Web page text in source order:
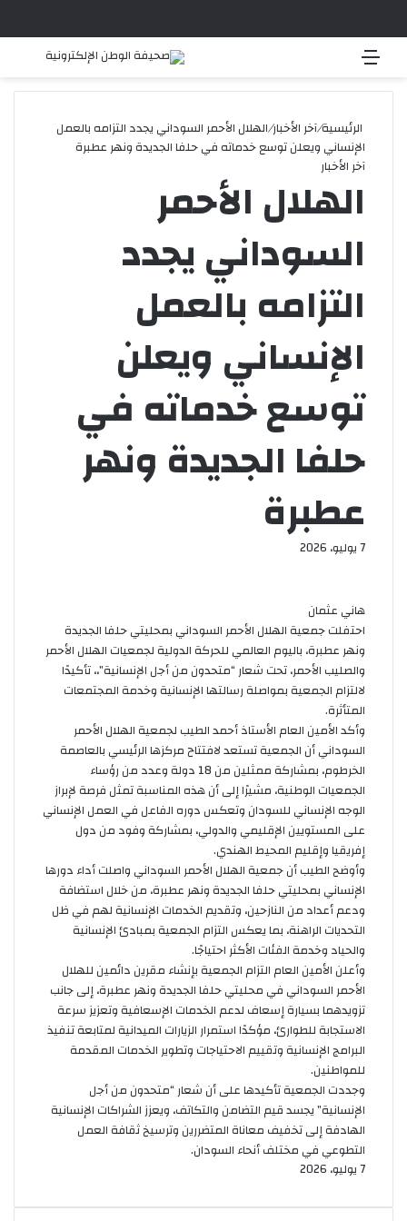
القائمة
الرئيسية/آخر الأخبار/الهلال الأحمر السوداني يجدد التزامه بالعمل
الإنساني ويعلن توسع خدماته في حلفا الجديدة ونهر عطبرة
آخر الأخبار
الهلال الأحمر
السوداني يجدد
التزامه بالعمل
الإنساني ويعلن
توسع خدماته في
حلفا الجديدة ونهر
عطبرة
7 يوليو، 2026
هاني عثمان
‏احتفلت جمعية الهلال الأحمر السوداني بمحليتي حلفا الجديدة
ونهر عطبرة، باليوم العالمي للحركة الدولية لجمعيات الهلال الأحمر
والصليب الأحمر، تحت شعار “متحدون من أجل الإنسانية”،، تأكيدًا
لالتزام الجمعية بمواصلة رسالتها الإنسانية وخدمة المجتمعات
المتأثرة.
‏وأكد الأمين العام الأستاذ أحمد الطيب لجمعية الهلال الأحمر
السوداني أن الجمعية تستعد لافتتاح مركزها الرئيسي بالعاصمة
الخرطوم، بمشاركة ممثلين من 18 دولة وعدد من رؤساء
الجمعيات الوطنية، مشيرًا إلى أن هذه المناسبة تمثل فرصة لإبراز
الوجه الإنساني للسودان وتعكس دوره الفاعل في العمل الإنساني
على المستويين الإقليمي والدولي، بمشاركة وفود من دول
إفريقيا وإقليم المحيط الهندي.
‏وأوضح الطيب أن جمعية الهلال الأحمر السوداني واصلت أداء دورها
الإنساني بمحليتي حلفا الجديدة ونهر عطبرة، من خلال استضافة
ودعم أعداد من النازحين، وتقديم الخدمات الإنسانية لهم في ظل
التحديات الراهنة، بما يعكس التزام الجمعية بمبادئ الإنسانية
والحياد وخدمة الفئات الأكثر احتياجًا.
‏وأعلن الأمين العام التزام الجمعية بإنشاء مقرين دائمين للهلال
الأحمر السوداني في محليتي حلفا الجديدة ونهر عطبرة، إلى جانب
تزويدهما بسيارة إسعاف لدعم الخدمات الإسعافية وتعزيز سرعة
الاستجابة للطوارئ، مؤكدًا استمرار الزيارات الميدانية لمتابعة تنفيذ
البرامج الإنسانية وتقييم الاحتياجات وتطوير الخدمات المقدمة
للمواطنين.
‏وجددت الجمعية تأكيدها على أن شعار “متحدون من أجل
الإنسانية” يجسد قيم التضامن والتكاتف، ويعزز الشراكات الإنسانية
الهادفة إلى تخفيف معاناة المتضررين وترسيخ ثقافة العمل
التطوعي في مختلف أنحاء السودان.
7 يوليو، 2026